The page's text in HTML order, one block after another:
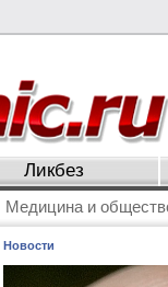
Ликбез
Медицина и
Новости